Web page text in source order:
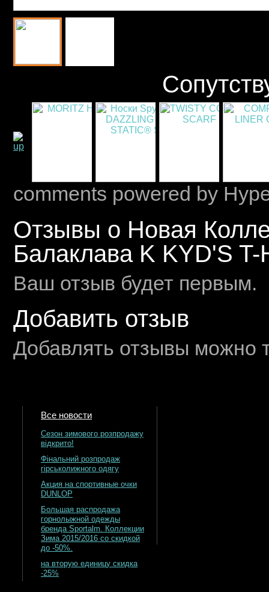
comments powered by
Отзывы о Новая
Балаклава K KYD'S
Ваш отзыв будет первым.
Добавить отзыв
Добавлять отзывы можно
Все новости
Сезон зимового розпродажу
відкрито!
Фінальний розпродаж
гірськолижного одягу
Акция на спортивные очки
DUNLOP
Большая распродажа
горнолыжной одежды
бренда Sportalm. Коллекции
Зима 2015/2016 со скидкой
до -50%.
на вторую единицу скидка
-25%